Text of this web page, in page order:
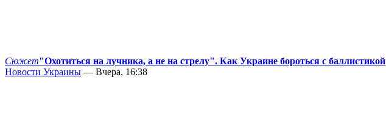
Сюжет"Охотиться на лучника, а не на стрелу". Как Украине бороться с баллистикой
Новости Украины — Вчера, 16:38